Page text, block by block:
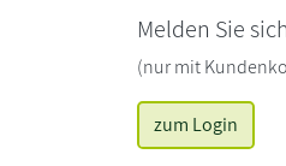
Melden Sie
(nur mit
zum Login